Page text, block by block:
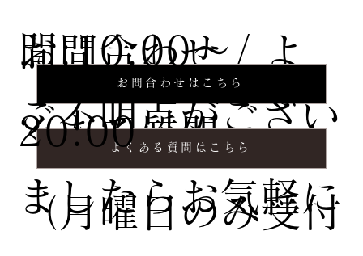
お問合わせ / よ
くある質問
お問合わせはこちら
ご不明点がござい
ましたらお気軽に
よくある質問はこちら
間:10:00〜
20:00
（月曜日のみ受付